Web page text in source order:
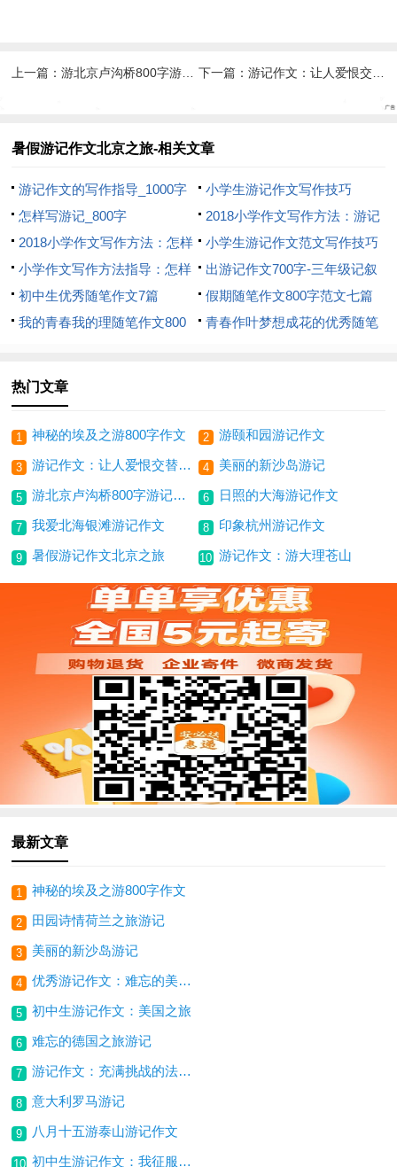
上一篇：游北京卢沟桥800字游记作文 下一篇： 游记作文：让人爱恨交替的老北京
暑假游记作文北京之旅-相关文章
游记作文的写作指导_1000字
小学生游记作文写作技巧
怎样写游记_800字
2018小学作文写作方法：游记
作文九忌
2018小学作文写作方法：怎样
写游记作文
小学生游记作文范文写作技巧
_1200字
小学作文写作方法指导：怎样
写游记_800字
出游记作文700字-三年级记叙
文作文-呼我吧
初中生优秀随笔作文7篇
假期随笔作文800字范文七篇
我的青春我的理随笔作文800
青春作叶梦想成花的优秀随笔
热门文章
1 神秘的埃及之游800字作文 2 游颐和园游记作文
3 游记作文：让人爱恨交替的老北京 4 美丽的新沙岛游记
5 游北京卢沟桥800字游记作文 6 日照的大海游记作文
7 我爱北海银滩游记作文 8 印象杭州游记作文
9 暑假游记作文北京之旅 10 游记作文：游大理苍山
最新文章
1 神秘的埃及之游800字作文
2 田园诗情荷兰之旅游记
3 美丽的新沙岛游记
4 优秀游记作文：难忘的美国之旅
5 初中生游记作文：美国之旅
6 难忘的德国之旅游记
7 游记作文：充满挑战的法国之旅
8 意大利罗马游记
9 八月十五游泰山游记作文
10 初中生游记作文：我征服了泰山